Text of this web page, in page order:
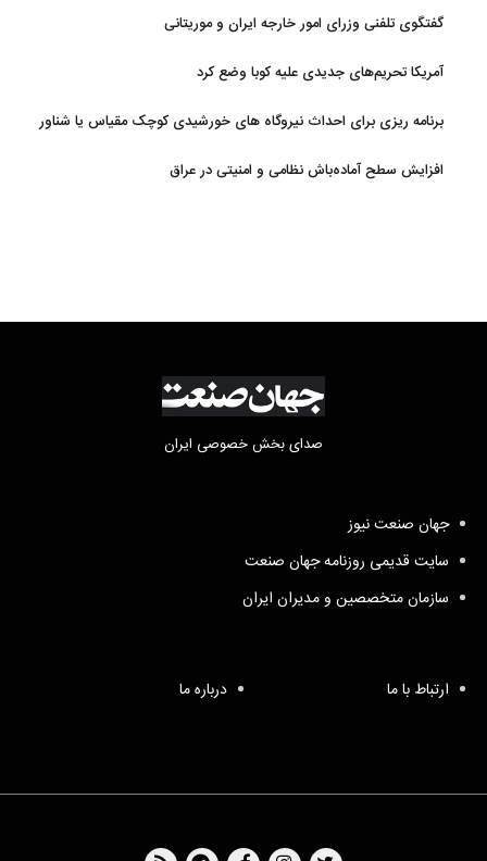
گفتگوی تلفنی وزرای امور خارجه ایران و موریتانی
آمریکا تحریم‌های جدیدی علیه کوبا وضع کرد
برنامه ریزی برای احداث نیروگاه های خورشیدی کوچک مقیاس یا شناور
افزایش سطح آماده‌باش نظامی و امنیتی در عراق
صدای بخش خصوصی ایران
جهان صنعت نیوز
سایت قدیمی روزنامه جهان صنعت
سازمان متخصصین و مدیران ایران
ارتباط با ما درباره ما